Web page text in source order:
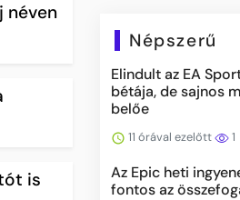
néven
is
Népszerű
Elindult az EA
bétája, de sajnos
belőe
11 órával ezelőtt 1
Az Epic heti
fontos az